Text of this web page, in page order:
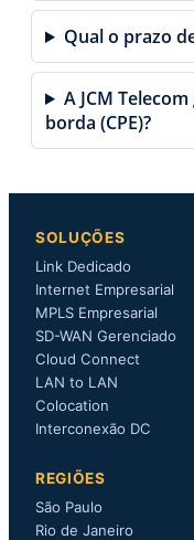
Qual o prazo
A JCM
borda (CPE)?
SOLUÇÕES
Link Dedicado
Internet Empresarial
MPLS Empresarial
SD-WAN Gerenciado
Cloud Connect
LAN to LAN
Colocation
Interconexão DC
REGIÕES
São Paulo
Rio de Janeiro